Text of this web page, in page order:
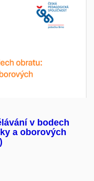
v bodech
a oborových